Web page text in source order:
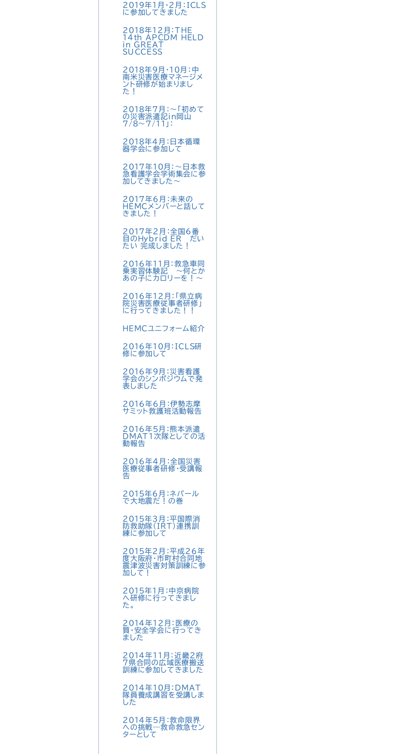
2019年1月・2月：ICLS
に参加してきました
2018年12月：THE
14th APCDM HELD
in GREAT
SUCCESS
2018年9月・10月：中
南米災害医療マネージメ
ント研修が始まりまし
た！
2018年7月：〜「初めて
の災害派遣記in岡山
7/8～7/11」：
2018年4月：日本循環
器学会に参加して
2017年10月：～日本救
急看護学会学術集会に参
加してきました～
2017年6月：未来の
HEMCメンバーと話して
きました！
2017年2月：全国6番
目のHybrid ER だい
たい 完成しました！
2016年11月：救急車同
乗実習体験記 ～何とか
あの子にカロリーを！～
2016年12月：「県立病
院災害医療従事者研修」
に行ってきました！！
HEMCユニフォーム紹介
2016年10月：ICLS研
修に参加して
2016年9月：災害看護
学会のシンポジウムで発
表しました
2016年6月：伊勢志摩
サミット救護班活動報告
2016年5月：熊本派遣
DMAT1次隊としての活
動報告
2016年4月：全国災害
医療従事者研修・受講報
告
2015年6月：ネパール
で大地震だ！の巻
2015年3月：平国際消
防救助隊（IRT）連携訓
練に参加して
2015年2月：平成26年
度大阪府・市町村合同地
震津波災害対策訓練に参
加して！
2015年1月：中京病院
へ研修に行ってきまし
た。
2014年12月：医療の
質・安全学会に行ってき
ました
2014年11月：近畿2府
7県合同の広域医療搬送
訓練に参加してきました
2014年10月：DMAT
隊員養成講習を受講しま
した
2014年5月：救命限界
への挑戦—救命救急セン
ターとして